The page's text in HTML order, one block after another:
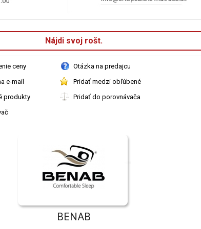
Nájdi svoj rošt.
ceny
Otázka na predajcu
e-mail
Pridať medzi obľúbené
produkty
Pridať do porovnávača
BENAB